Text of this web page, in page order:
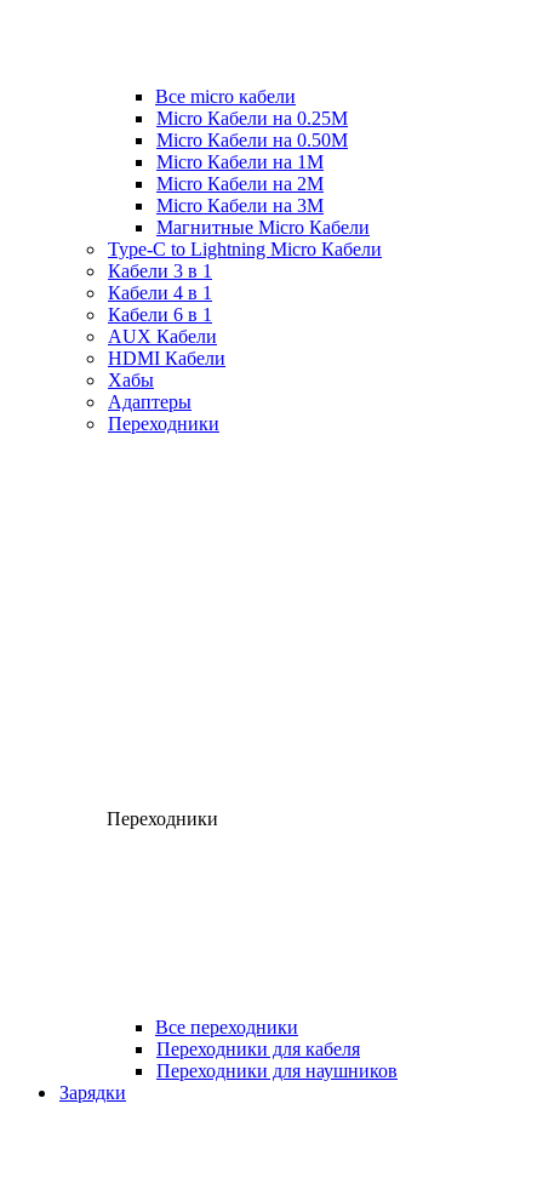
Все micro кабели
Micro Кабели на 0.25М
Micro Кабели на 0.50М
Micro Кабели на 1М
Micro Кабели на 2М
Micro Кабели на 3М
Магнитные Micro Кабели
Type-C to Lightning Micro Кабели
Кабели 3 в 1
Кабели 4 в 1
Кабели 6 в 1
AUX Кабели
HDMI Кабели
Хабы
Адаптеры
Переходники
Переходники
Все переходники
Переходники для кабеля
Переходники для наушников
Зарядки